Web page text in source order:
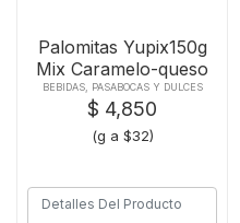
Palomitas Yupix150g
Mix Caramelo-queso
BEBIDAS, PASABOCAS Y DULCES
$ 4,850
(g a $32)